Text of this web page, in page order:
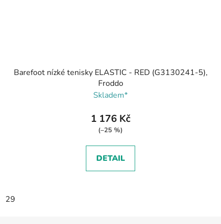
Barefoot nízké tenisky ELASTIC - RED (G3130241-5),
Froddo
Skladem*
1 176 Kč
(–25 %)
DETAIL
29